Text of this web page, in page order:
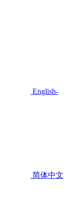
English-
简体中文